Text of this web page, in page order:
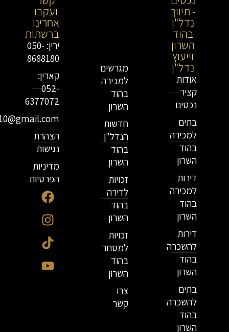
- תיווך
נדל"ן
בהוד
השרון
וייעוץ
נדל"ן
אודות
קציר
נכסים
בתים
למכירה
בהוד
השרון
דירות
למכירה
בהוד
השרון
דירות
להשכרה
בהוד
השרון
בתים
להשכרה
בהוד
השרון
מגרשים
למכירה
בהוד
השרון
חדשות
הנדל"ן
בהוד
השרון
זכויות
לדירה
בהוד
השרון
זכויות
למסחר
בהוד
השרון
צרו
קשר
ועקבו
אחרינו
ברשתות
ירין: 050-
8688180
קארין:
052-
6377072
הצהרת
נגישות
מדיניות
הפרטיות